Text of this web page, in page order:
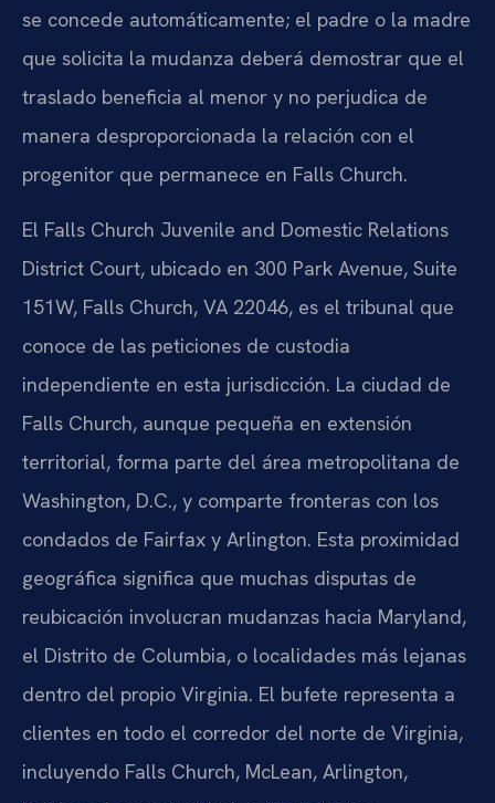
se concede automáticamente; el padre o la madre
que solicita la mudanza deberá demostrar que el
traslado beneficia al menor y no perjudica de
manera desproporcionada la relación con el
progenitor que permanece en Falls Church.
El Falls Church Juvenile and Domestic Relations
District Court, ubicado en 300 Park Avenue, Suite
151W, Falls Church, VA 22046, es el tribunal que
conoce de las peticiones de custodia
independiente en esta jurisdicción. La ciudad de
Falls Church, aunque pequeña en extensión
territorial, forma parte del área metropolitana de
Washington, D.C., y comparte fronteras con los
condados de Fairfax y Arlington. Esta proximidad
geográfica significa que muchas disputas de
reubicación involucran mudanzas hacia Maryland,
el Distrito de Columbia, o localidades más lejanas
dentro del propio Virginia. El bufete representa a
clientes en todo el corredor del norte de Virginia,
incluyendo Falls Church, McLean, Arlington,